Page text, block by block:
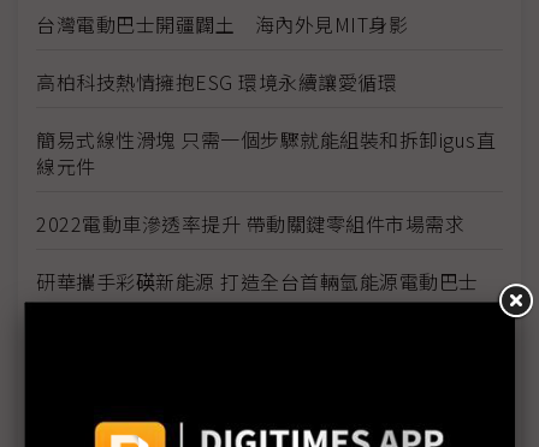
台灣電動巴士開疆闢土 海內外見MIT身影
高柏科技熱情擁抱ESG 環境永續讓愛循環
簡易式線性滑塊 只需一個步驟就能組裝和拆卸igus直
線元件
2022電動車滲透率提升 帶動關鍵零組件市場需求
研華攜手彩碤新能源 打造全台首輛氫能源電動巴士